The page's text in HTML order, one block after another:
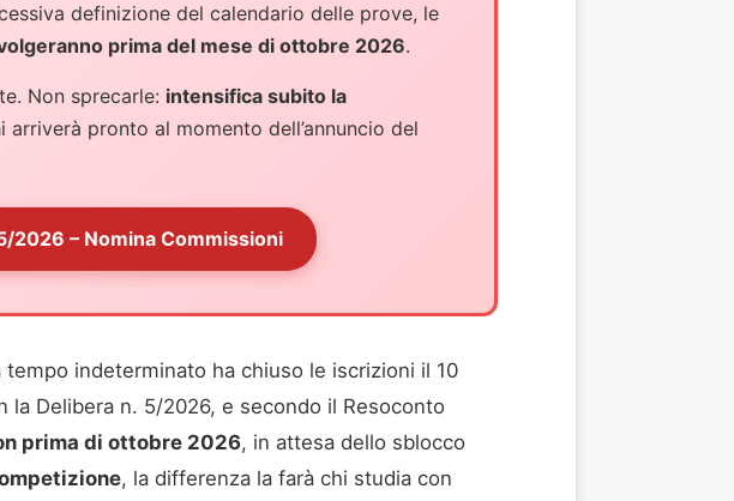
definizione del calendario delle prove, le
prima del mese di ottobre 2026.
Non sprecarle: intensifica subito la
pronto al momento dell’annuncio del
2026 – Nomina Commissioni
tempo indeterminato ha chiuso le iscrizioni il 10
Delibera n. 5/2026, e secondo il Resoconto
prima di ottobre 2026, in attesa dello sblocco
, la differenza la farà chi studia con